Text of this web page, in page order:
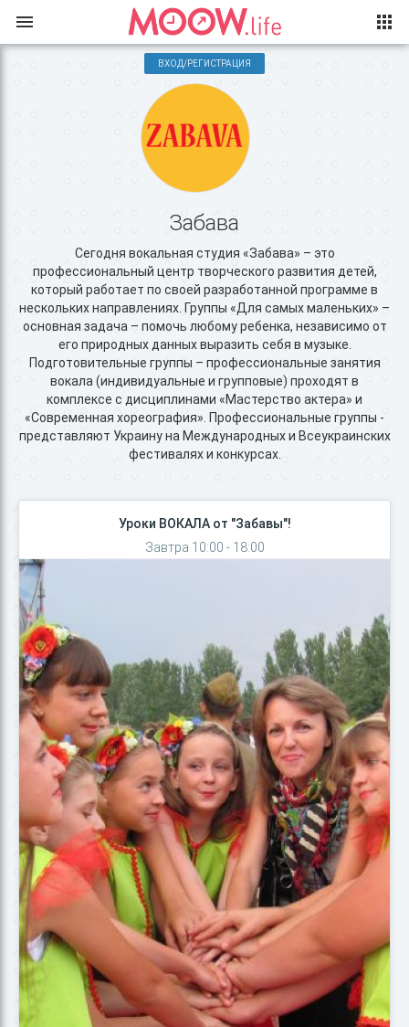
ВХОД/РЕГИСТРАЦИЯ
Забава
Сегодня вокальная студия «Забава» – это
профессиональный центр творческого развития детей,
который работает по своей разработанной программе в
нескольких направлениях. Группы «Для самых маленьких» –
основная задача – помочь любому ребенка, независимо от
его природных данных выразить себя в музыке.
Подготовительные группы – профессиональные занятия
вокала (индивидуальные и групповые) проходят в
комплексе с дисциплинами «Мастерство актера» и
«Современная хореография». Профессиональные группы -
представляют Украину на Международных и Всеукраинских
фестивалях и конкурсах.
Уроки ВОКАЛА от "Забавы"!
Завтра 10:00 - 18:00